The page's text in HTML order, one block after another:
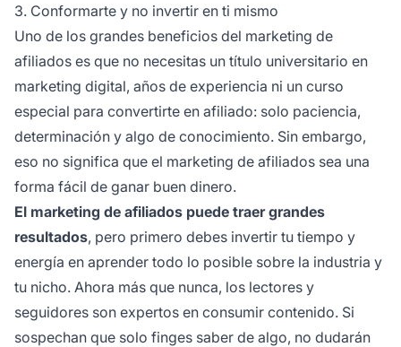
3. Conformarte y no invertir en ti mismo
Uno de los grandes beneficios del marketing de
afiliados es que no necesitas un título universitario en
marketing digital, años de experiencia ni un curso
especial para convertirte en afiliado: solo paciencia,
determinación y algo de conocimiento. Sin embargo,
eso no significa que el marketing de afiliados sea una
forma fácil de ganar buen dinero.
El marketing de afiliados puede traer grandes
resultados, pero primero debes invertir tu tiempo y
energía en aprender todo lo posible sobre la industria y
tu nicho. Ahora más que nunca, los lectores y
seguidores son expertos en consumir contenido. Si
sospechan que solo finges saber de algo, no dudarán